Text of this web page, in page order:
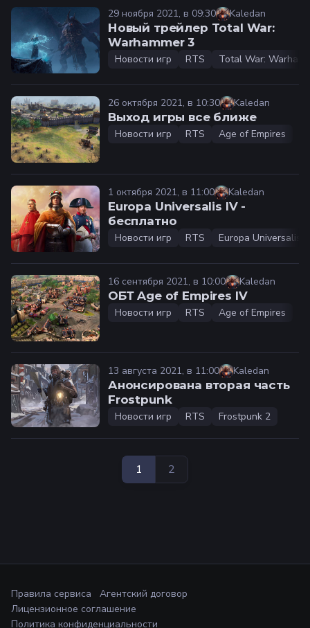
29 ноября 2021, в 09:30 Kaledan
Новый трейлер Total War:
Warhammer 3
Новости игр RTS Total War:
26 октября 2021, в 10:30 Kaledan
Выход игры все ближе
Новости игр RTS Age of Empires
1 октября 2021, в 11:00 Kaledan
Europa Universalis IV -
бесплатно
Новости игр RTS Europa Universalis 4
16 сентября 2021, в 10:00 Kaledan
ОБТ Age of Empires IV
Новости игр RTS Age of Empires
13 августа 2021, в 11:00 Kaledan
Анонсирована вторая часть
Frostpunk
Новости игр RTS Frostpunk 2
1 2
Правила сервиса
Агентский договор
Лицензионное соглашение
Политика конфиденциальности